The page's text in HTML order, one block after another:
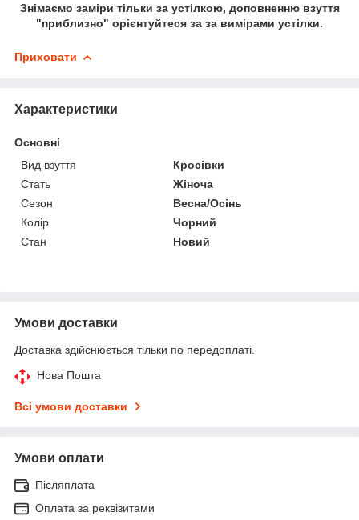
Знімаємо заміри тільки за устілкою, доповненню взуття
"приблизно" орієнтуйтеся за за вимірами устілки.
Приховати
Характеристики
Основні
Вид взуття
Кросівки
Стать
Жіноча
Сезон
Весна/Осінь
Колір
Чорний
Стан
Новий
Умови доставки
Доставка здійснюється тільки по передоплаті.
Нова Пошта
Всі умови доставки
Умови оплати
Післяплата
Оплата за реквізитами